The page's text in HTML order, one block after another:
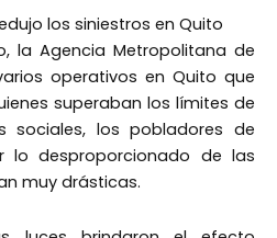
los siniestros en Quito
la Agencia Metropolitana de
operativos en Quito que
superaban los límites de
sociales, los pobladores de
lo desproporcionado de las
muy drásticas.